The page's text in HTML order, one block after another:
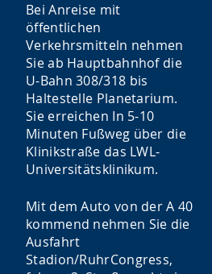
Bei Anreise mit
öffentlichen
Verkehrsmitteln nehmen
Sie ab Hauptbahnhof die
U-Bahn 308/318 bis
Haltestelle Planetarium.
Sie erreichen In 5-10
Minuten Fußweg über die
Klinikstraße das LWL-
Universitätsklinikum.
Mit dem Auto von der A 40
kommend nehmen Sie die
Ausfahrt
Stadion/RuhrCongress,